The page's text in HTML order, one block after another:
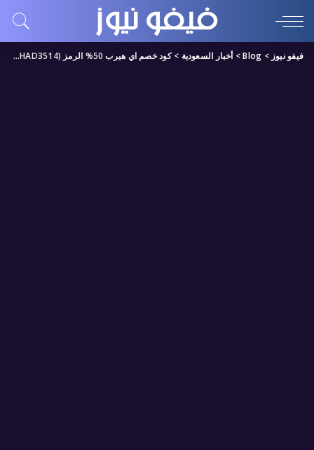
فيفو نيوز >
Blog
> أخبار السعودية >كود خصم اي هيرب 50% الرمز (HAD3514) كوبون خصم iherb قوي في 2024